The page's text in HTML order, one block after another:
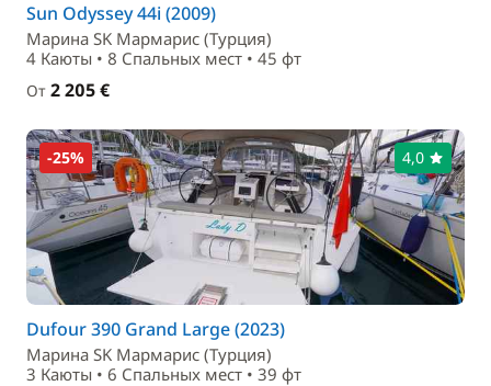
Sun Odyssey 44i (2009)
Маринa SK Мармарис (Турция)
4 Каюты • 8 Спальныx мест • 45 фт
От 2 205 €
-25% 4,0
Dufour 390 Grand Large (2023)
Маринa SK Мармарис (Турция)
3 Каюты • 6 Спальныx мест • 39 фт